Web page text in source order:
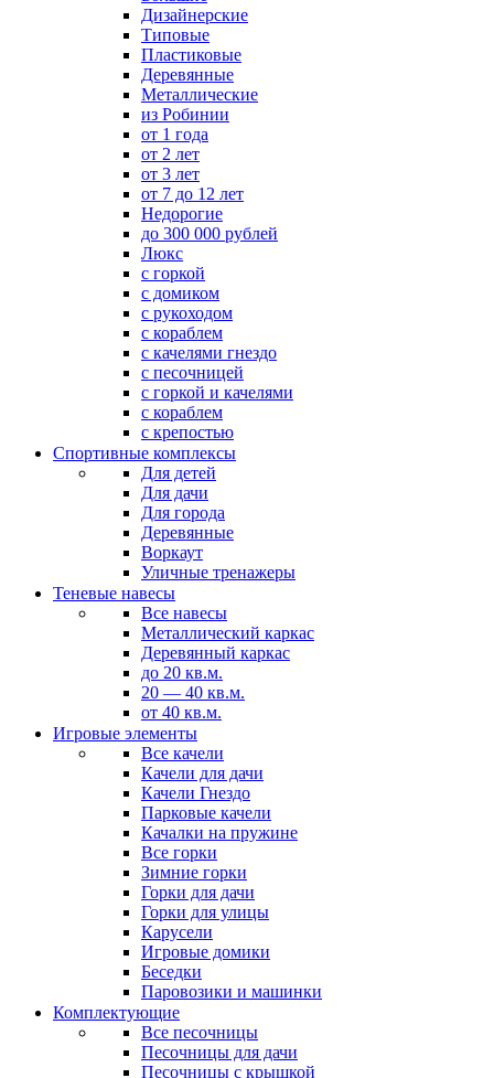
Дизайнерские
Типовые
Пластиковые
Деревянные
Металлические
из Робинии
от 1 года
от 2 лет
от 3 лет
от 7 до 12 лет
Недорогие
до 300 000 рублей
Люкс
с горкой
с домиком
с рукоходом
с кораблем
с качелями гнездо
с песочницей
с горкой и качелями
с кораблем
с крепостью
Спортивные комплексы
Для детей
Для дачи
Для города
Деревянные
Воркаут
Уличные тренажеры
Теневые навесы
Все навесы
Металлический каркас
Деревянный каркас
до 20 кв.м.
20 — 40 кв.м.
от 40 кв.м.
Игровые элементы
Все качели
Качели для дачи
Качели Гнездо
Парковые качели
Качалки на пружине
Все горки
Зимние горки
Горки для дачи
Горки для улицы
Карусели
Игровые домики
Беседки
Паровозики и машинки
Комплектующие
Все песочницы
Песочницы для дачи
Песочницы с крышкой